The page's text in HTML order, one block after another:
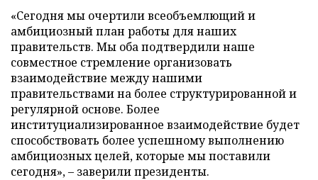
«Сегодня мы очертили всеобъемлющий и
амбициозный план работы для наших
правительств. Мы оба подтвердили наше
совместное стремление организовать
взаимодействие между нашими
правительствами на более структурированной и
регулярной основе. Более
институциализированное взаимодействие будет
способствовать более успешному выполнению
амбициозных целей, которые мы поставили
сегодня», – заверили президенты.